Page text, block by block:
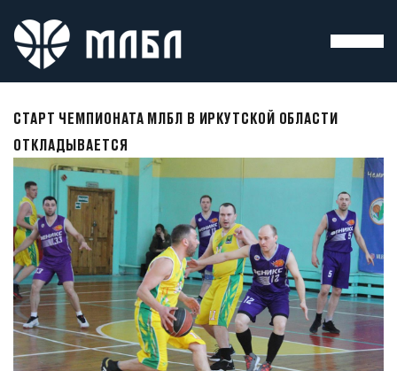
СТАРТ ЧЕМПИОНАТА МЛБЛ В ИРКУТСКОЙ ОБЛАСТИ
ОТКЛАДЫВАЕТСЯ